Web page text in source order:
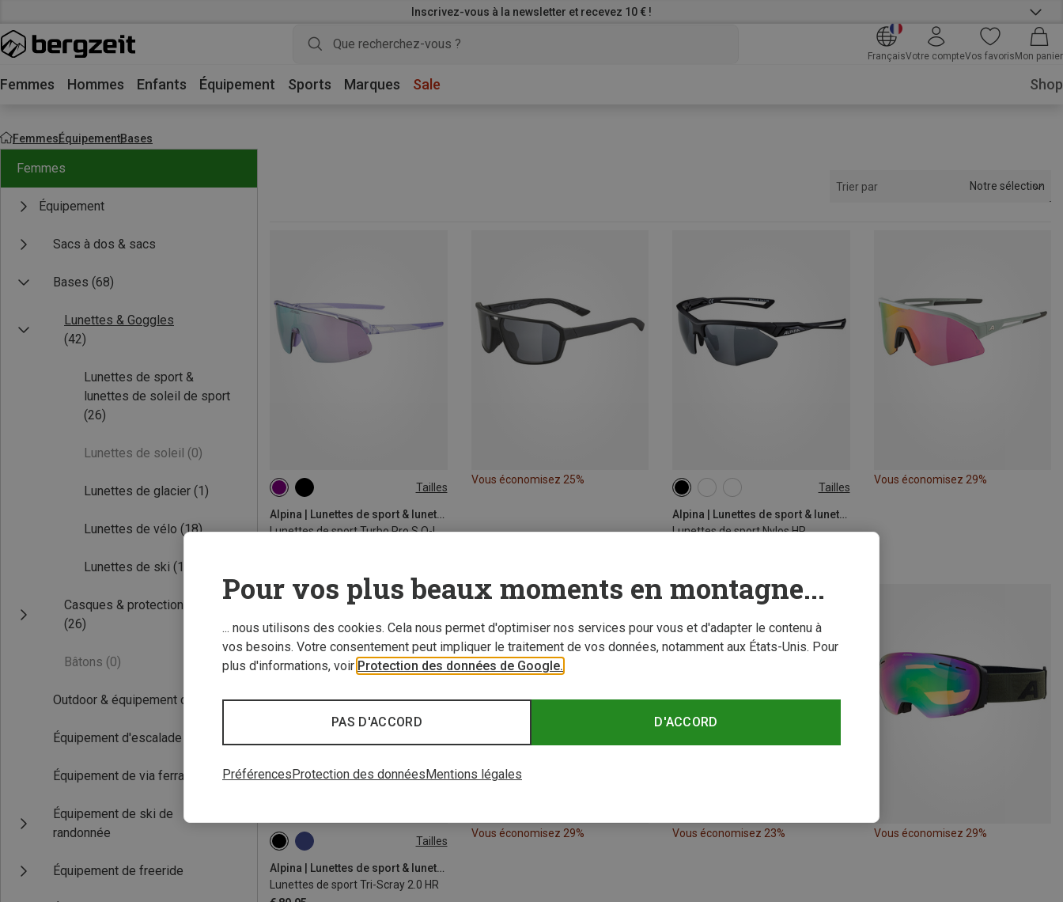
Inscrivez-vous à la newsletter et recevez 10 € !
FrançaisVotre compteVos favoris Mon panier
Femmes Hommes Enfants Équipement Sports Marques Sale Shop
FemmesÉquipementBases
Femmes
Équipement
Sacs à dos & sacs
Bases (68)
Lunettes & Goggles
(42)
Lunettes de sport &
lunettes de soleil de sport
(26)
Lunettes de soleil (0)
Lunettes de glacier (1)
Lunettes de vélo (18)
Lunettes de ski (15)
Casques & protections
(26)
Bâtons (0)
Outdoor & équipement de voyage
Équipement d'escalade & de bloc
Équipement de via ferrata
Équipement de ski de
randonnée
Équipement de freeride
Trier par Notre sélection
Tailles
Alpina | Lunettes de sport & lunettes de soleil de sport
Lunettes de sport Turbo Pro S Q-Lite
ONE SIZE
Vous économisez 25%
Tailles
Alpina | Lunettes de sport & lunettes de soleil de sport
Lunettes de sport Nylos HR
ONE SIZE
Vous économisez 29%
Tailles
Alpina | Lunettes de sport & lunettes de soleil de sport
Lunettes de sport Tri-Scray 2.0 HR
ONE SIZE
Vous économisez 29% Vous économisez 23% Vous économisez 29%
Pour vos plus beaux moments en montagne...
... nous utilisons des cookies. Cela nous permet d'optimiser nos services pour vous et d'adapter le contenu à
vos besoins. Votre consentement peut impliquer le traitement de vos données, notamment aux États-Unis. Pour
plus d'informations, voir Protection des données de Google.
D'ACCORD
PAS D'ACCORD
PréférencesProtection des donnéesMentions légales